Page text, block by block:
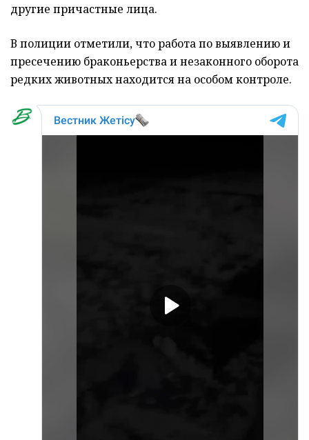
другие причастные лица.
В полиции отметили, что работа по выявлению и
пресечению браконьерства и незаконного оборота
редких животных находится на особом контроле.